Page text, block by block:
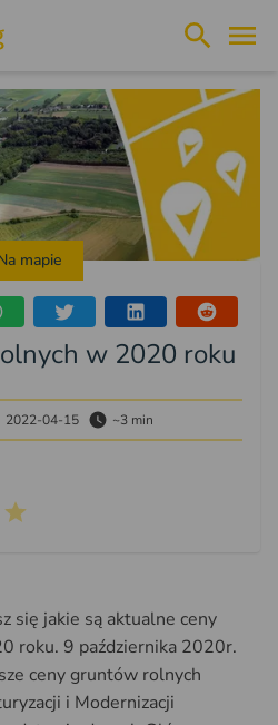
mapie
w 2020 roku
2022-04-15 ~3 min
się jakie są aktualne ceny
roku. 9 października 2020r.
ceny gruntów rolnych
i Modernizacji